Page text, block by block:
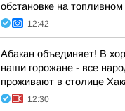
обстановке на
12:42
Абакан объединяет! В
наши горожане - все
проживают в столице
12:30